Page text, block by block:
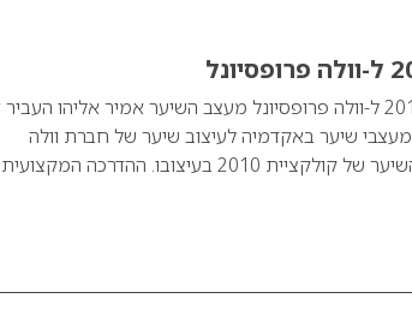
מעצב השיער אמיר אליהו קולקציית 2010 ל-וולה פרופסיונל מעצב השיער אמיר אליהו
(21/12/09) הדרכה מקצועית לכ-100 מעצבי שיער באקדמיה לעיצוב שיער של חברת וולה
פרופסיונל וחשף בפניהם את מראות השיער של קולקציית 2010 בעיצובו. ההדרכה המקצועית